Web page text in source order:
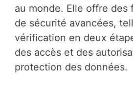
au monde. Elle offre des
de sécurité avancées,
vérification en deux
des accès et des
protection des données.